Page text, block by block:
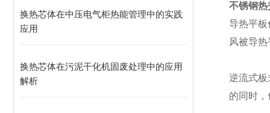
换热芯体在中压电气柜热能管理中的实践
应用
换热芯体在污泥干化机固废处理中的应用
解析
不锈钢
导热平
风被导
逆流式板
的同时